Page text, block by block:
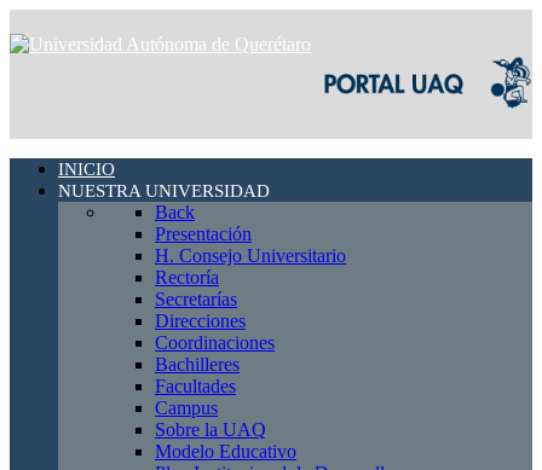
INICIO
NUESTRA UNIVERSIDAD
Back
Presentación
H. Consejo Universitario
Rectoría
Secretarías
Direcciones
Coordinaciones
Bachilleres
Facultades
Campus
Sobre la UAQ
Modelo Educativo